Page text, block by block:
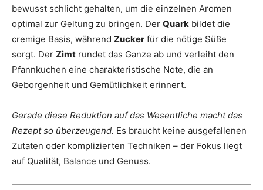
bewusst schlicht gehalten, um die einzelnen Aromen
optimal zur Geltung zu bringen. Der Quark bildet die
cremige Basis, während Zucker für die nötige Süße
sorgt. Der Zimt rundet das Ganze ab und verleiht den
Pfannkuchen eine charakteristische Note, die an
Geborgenheit und Gemütlichkeit erinnert.
Gerade diese Reduktion auf das Wesentliche macht das
Rezept so überzeugend. Es braucht keine ausgefallenen
Zutaten oder komplizierten Techniken – der Fokus liegt
auf Qualität, Balance und Genuss.